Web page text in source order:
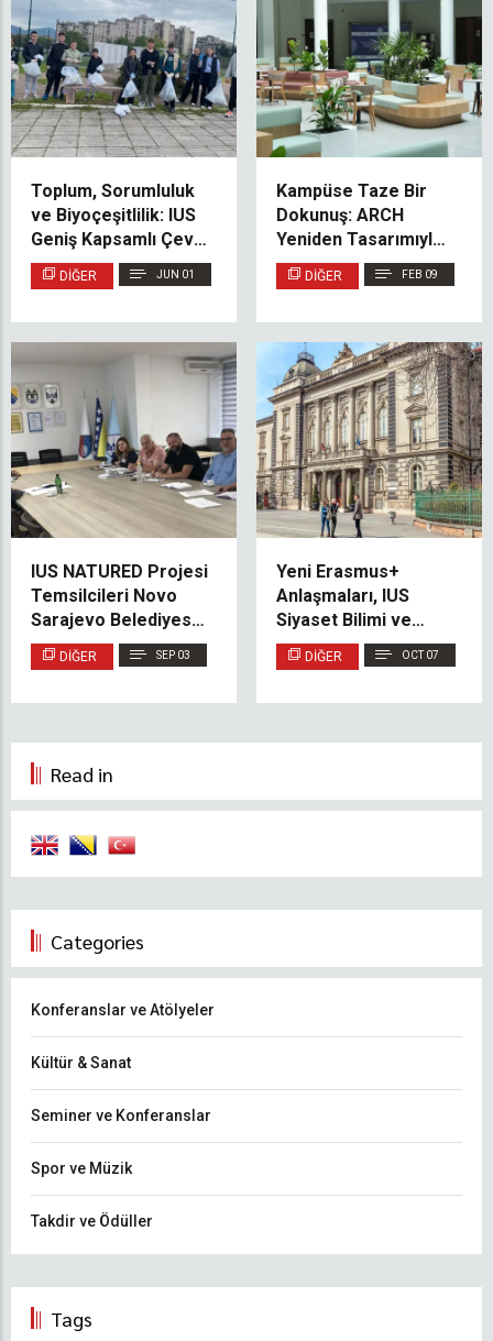
Toplum, Sorumluluk
ve Biyoçeşitlilik: IUS
Geniş Kapsamlı Çevre
Temizliği Etkinliğine
Katıldı
DIĞER JUN 01
Kampüse Taze Bir
Dokunuş: ARCH
Yeniden Tasarımıyla
IUS Lobi ve Balkonları
Yeşillendi
DIĞER FEB 09
IUS NATURED Projesi
Temsilcileri Novo
Sarajevo Belediyesi’ni
Ziyaret Etti
DIĞER SEP 03
Yeni Erasmus+
Anlaşmaları, IUS
Siyaset Bilimi ve
Uluslararası İlişkiler
Bölümü İçin Yeni
DIĞER OCT 07
Read in
Categories
Konferanslar ve Atölyeler
Kültür & Sanat
Seminer ve Konferanslar
Spor ve Müzik
Takdir ve Ödüller
Tags